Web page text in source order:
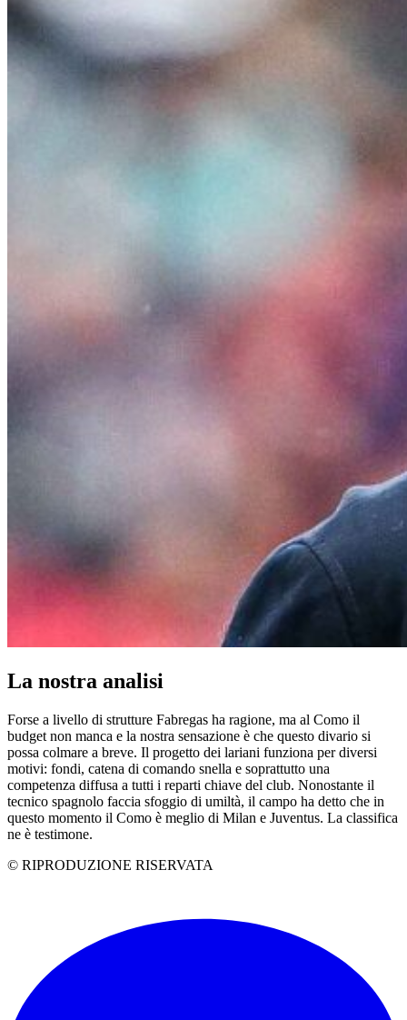
La nostra analisi
Forse a livello di strutture Fabregas ha ragione, ma al Como il
budget non manca e la nostra sensazione è che questo divario si
possa colmare a breve. Il progetto dei lariani funziona per diversi
motivi: fondi, catena di comando snella e soprattutto una
competenza diffusa a tutti i reparti chiave del club. Nonostante il
tecnico spagnolo faccia sfoggio di umiltà, il campo ha detto che in
questo momento il Como è meglio di Milan e Juventus. La classifica
ne è testimone.
© RIPRODUZIONE RISERVATA